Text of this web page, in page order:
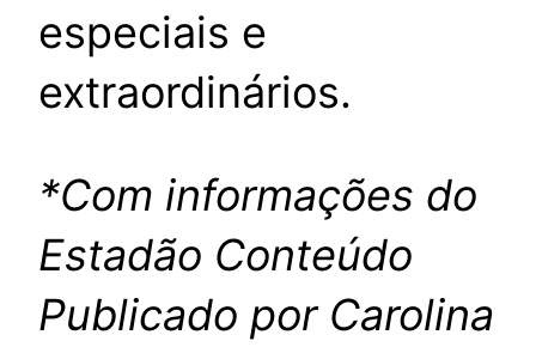
especiais e
extraordinários.
*Com informações do
Estadão Conteúdo
Publicado por Carolina